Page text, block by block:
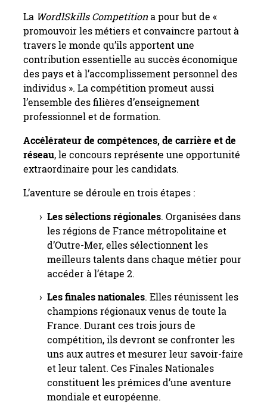
La WordlSkills Competitiona pour but de «
promouvoir les métiers et convaincre partout à
travers le monde qu’ils apportent une
contribution essentielle au succès économique
des pays et à l’accomplissement personnel des
individus ». La compétition promeut aussi
l’ensemble des filières d’enseignement
professionnel et de formation.
Accélérateur de compétences, de carrière et de
réseau, le concours représente une opportunité
extraordinaire pour les candidats.
L’aventure se déroule en trois étapes :
Les sélections régionales. Organisées dans
les régions de France métropolitaine et
d’Outre-Mer, elles sélectionnent les
meilleurs talents dans chaque métier pour
accéder à l’étape 2.
Les finales nationales. Elles réunissent les
champions régionaux venus de toute la
France. Durant ces trois jours de
compétition, ils devront se confronter les
uns aux autres et mesurer leur savoir-faire
et leur talent. Ces Finales Nationales
constituent les prémices d’une aventure
mondiale et européenne.